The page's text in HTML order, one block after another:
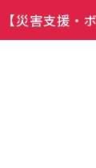
【災害支援・